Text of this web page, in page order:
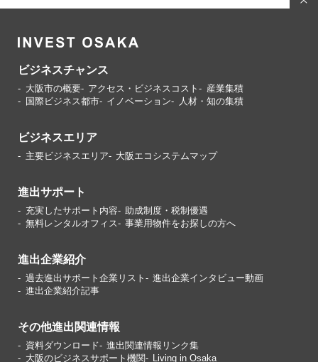
ビジネスチャンス
大阪市の概要 アクセス・ビジネスコスト
産業集積
国際ビジネス都市
イノベーション 人材・知の集積
ビジネスエリア
主要ビジネスエリア 大阪エコシステムマップ
進出サポート
充実したサポート内容
助成制度・税制優遇
無料レンタルオフィス
事業用物件をお探しの方へ
進出企業紹介
過去進出サポート企業リスト
進出企業インタビュー動画
進出企業紹介記事
その他進出関連情報
資料ダウンロード
進出関連情報リンク集
大阪のビジネスサポート機関
Living in Osaka